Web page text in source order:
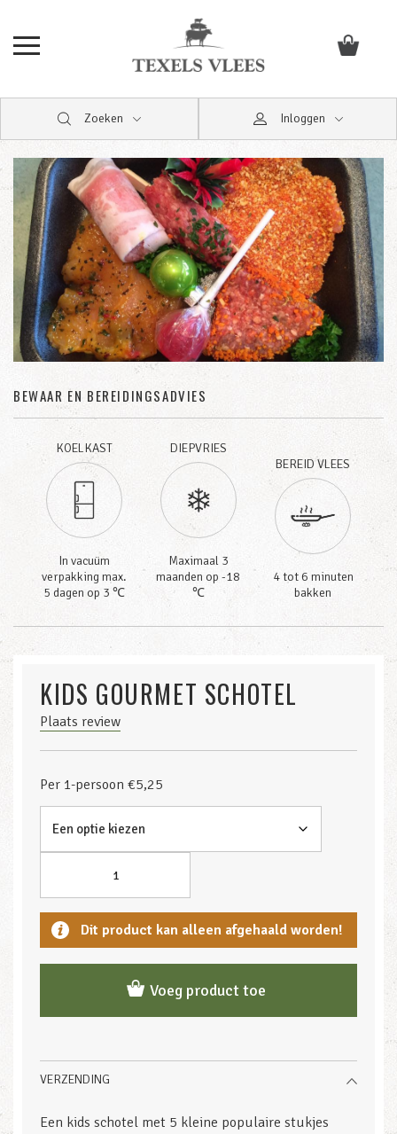
Zoeken Inloggen
BEWAAR EN BEREIDINGSADVIES
KOELKAST
In vacuüm
verpakking max.
5 dagen op 3 ℃
DIEPVRIES
Maximaal 3
maanden op -18
℃
BEREID VLEES
4 tot 6 minuten
bakken
KIDS GOURMET SCHOTEL
Plaats review
Per 1-persoon €5,25
Dit product kan alleen afgehaald worden!
Voeg product toe
VERZENDING
Een kids schotel met 5 kleine populaire stukjes